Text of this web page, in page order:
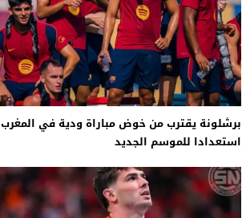
برشلونة يقترب من خوض مباراة ودية في المغرب
استعدادا للموسم الجديد